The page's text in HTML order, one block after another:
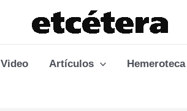
Video Artículos Hemeroteca